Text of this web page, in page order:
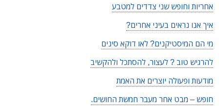
אחריות וחופש שני צדדים למטבע
איך אנו נראים בעיני אחרים?
מי הם המיסטיקנים? לאו דוקא סינים
להרגיש טוב ? לעצור, להסתכל ולהקשיב
מודעות ופעולה יוצרים את האמת
חופש – מבט אחר מעבר חמשת החושים.